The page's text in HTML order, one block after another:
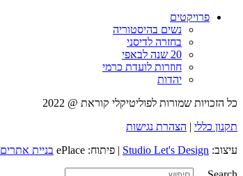
פרויקטים
נשים בהיסטוריה
בחזרה לדיסני
20 שנה לבאפי
חוזרות לועדת כרמי
יהדות
כל הזכויות שמורות לפוליטיקלי קוראת @ 2022
תקנון כללי | הצהרת נגישות
עיצוב: Studio Let's Design | פיתוח: ePlace בניית אתרים